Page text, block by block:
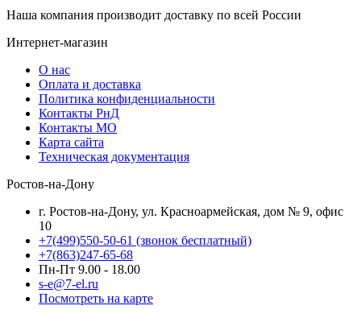
Наша компания производит доставку по всей России
Интернет-магазин
О нас
Оплата и доставка
Политика конфиденциальности
Контакты РнД
Контакты МО
Карта сайта
Техническая документация
Ростов-на-Дону
г. Ростов-на-Дону, ул. Красноармейская, дом № 9, офис
10
+7(499)550-50-61 (звонок бесплатный)
+7(863)247-65-68
Пн-Пт 9.00 - 18.00
s-e@7-el.ru
Посмотреть на карте